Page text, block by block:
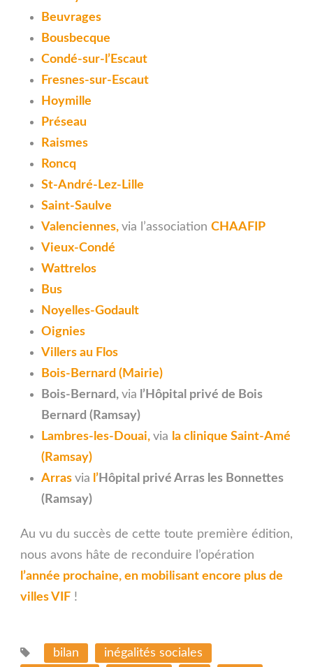
Beuvrages
Bousbecque
Condé-sur-l’Escaut
Fresnes-sur-Escaut
Hoymille
Préseau
Raismes
Roncq
St-André-Lez-Lille
Saint-Saulve
Valenciennes, via l’association CHAAFIP
Vieux-Condé
Wattrelos
Bus
Noyelles-Godault
Oignies
Villers au Flos
Bois-Bernard (Mairie)
Bois-Bernard, via l’Hôpital privé de Bois
Bernard (Ramsay)
Lambres-les-Douai, via la clinique Saint-Amé
(Ramsay)
Arras via l’ Hôpital privé Arras les Bonnettes
(Ramsay)
Au vu du succès de cette toute première édition,
nous avons hâte de reconduire l’opération
l’année prochaine, en mobilisant encore plus de
villes VIF !
bilan
inégalités sociales